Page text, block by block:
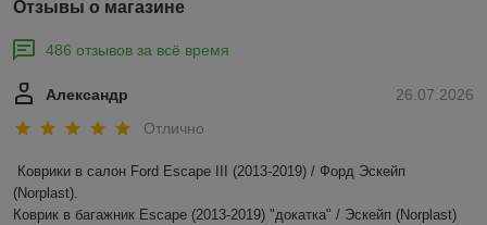
Отзывы о магазине
486 отзывов за всё время
26.07.2026
Александр
Отлично
Коврики в салон Ford Escape III (2013-2019) / Форд Эскейп
(Norplast).
Коврик в багажник Escape (2013-2019) "докатка" / Эскейп (Norplast)